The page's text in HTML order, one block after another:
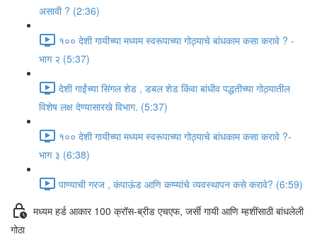
असावी ? (2:36)
१०० देशी गायीच्या मध्यम स्वरूपाच्या गोठ्याचे बांधकाम कसा करावे ? -
भाग २ (5:37)
देशी गाईंच्या सिंगल शेड , डबल शेड किंवा बांधीव पद्धतीच्या गोठ्यातील
विशेष लक्ष देण्यासारखे विभाग. (5:37)
१०० देशी गायीच्या मध्यम स्वरूपाच्या गोठ्याचे बांधकाम कसा करावे ?-
भाग ३ (6:38)
पाण्याची गरज , कंपाऊंड आणि कप्प्यांचे व्यवस्थापन कसे करावे? (6:59)
मध्यम हर्ड आकार 100 क्रॉस-ब्रीड एचएफ, जर्सी गायी आणि म्हशींसाठी बांधलेली
गोठा